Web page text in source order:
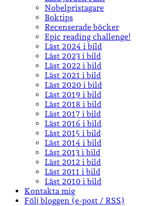
undermeny
Nobelpristagare
Boktips
Recenserade böcker
Epic reading challenge!
Läst 2024 i bild
Läst 2023 i bild
Läst 2022 i bild
Läst 2021 i bild
Läst 2020 i bild
Läst 2019 i bild
Läst 2018 i bild
Läst 2017 i bild
Läst 2016 i bild
Läst 2015 i bild
Läst 2014 i bild
Läst 2013 i bild
Läst 2012 i bild
Läst 2011 i bild
Läst 2010 i bild
Kontakta mig
Följ bloggen (e-post / RSS)